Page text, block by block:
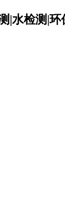
|水检测|环